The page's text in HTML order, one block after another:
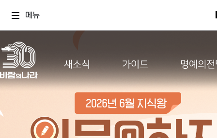
메뉴
새소식 가이드 명예의